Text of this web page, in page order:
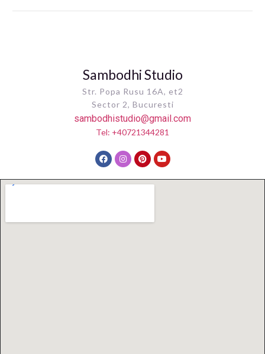
Sambodhi Studio
Str. Popa Rusu 16A, et2
Sector 2, Bucuresti
sambodhistudio@gmail.com
Tel: +40721344281